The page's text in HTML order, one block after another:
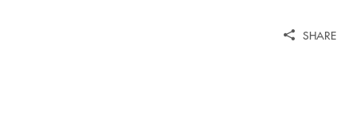
SHARE